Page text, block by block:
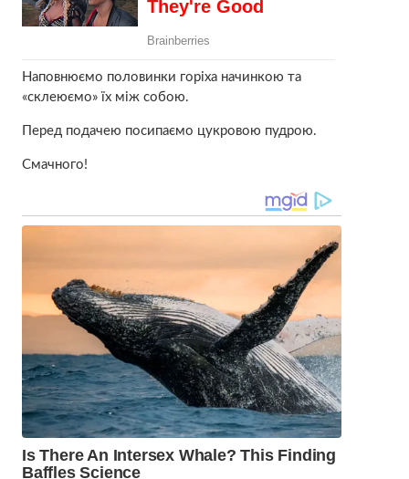
Наповнюємо половинки горіха начинкою та
«склеюємо» їх між собою.
Перед подачею посипаємо цукровою пудрою.
Смачного!